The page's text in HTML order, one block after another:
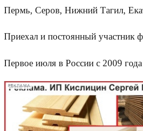
Пермь, Серов, Нижний Тагил,
Приехал и постоянный участник
Первое июля в России с 2009
РЕКЛАМА